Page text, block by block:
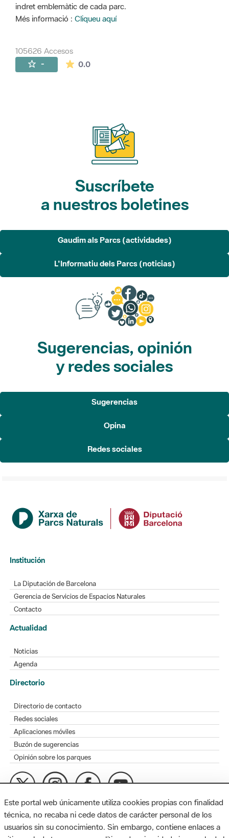
indret emblemàtic de cada parc.
Més informació : Cliqueu aquí
105626 Accesos
- 0.0La valoración media es de 0 estrellas de
Suscríbete
a nuestros boletines
Gaudim als Parcs (actividades)
L'Informatiu dels Parcs (noticias)
Sugerencias, opinión
y redes sociales
Sugerencias
Opina
Redes sociales
Institución
La Diputación de Barcelona
Gerencia de Servicios de Espacios Naturales
Contacto
Actualidad
Noticias
Agenda
Directorio
Directorio de contacto
Redes sociales
Aplicaciones móviles
Buzón de sugerencias
Opinión sobre los parques
MAPA WEB AVISO LEGAL ACCESIBILIDAD
Diputación de Barcelona. Edifici Llacuna, 1a planta. Badajoz, 49.
Este portal web únicamente utiliza cookies propias con finalidad
técnica, no recaba ni cede datos de carácter personal de los
usuarios sin su conocimiento. Sin embargo, contiene enlaces a